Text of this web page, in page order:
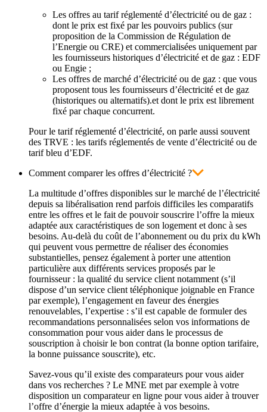
Les offres au tarif réglementé d’électricité ou de gaz :
dont le prix est fixé par les pouvoirs publics (sur
proposition de la Commission de Régulation de
l’Energie ou CRE) et commercialisées uniquement par
les fournisseurs historiques d’électricité et de gaz : EDF
ou Engie ;
Les offres de marché d’électricité ou de gaz : que vous
proposent tous les fournisseurs d’électricité et de gaz
(historiques ou alternatifs).et dont le prix est librement
fixé par chaque concurrent.
Pour le tarif réglementé d’électricité, on parle aussi souvent
des TRVE : les tarifs réglementés de vente d’électricité ou de
tarif bleu d’EDF.
Comment comparer les offres d’électricité ?
La multitude d’offres disponibles sur le marché de l’électricité
depuis sa libéralisation rend parfois difficiles les comparatifs
entre les offres et le fait de pouvoir souscrire l’offre la mieux
adaptée aux caractéristiques de son logement et donc à ses
besoins. Au-delà du coût de l’abonnement ou du prix du kWh
qui peuvent vous permettre de réaliser des économies
substantielles, pensez également à porter une attention
particulière aux différents services proposés par le
fournisseur : la qualité du service client notamment (s’il
dispose d’un service client téléphonique joignable en France
par exemple), l’engagement en faveur des énergies
renouvelables, l’expertise : s’il est capable de formuler des
recommandations personnalisées selon vos informations de
consommation pour vous aider dans le processus de
souscription à choisir le bon contrat (la bonne option tarifaire,
la bonne puissance souscrite), etc.
Savez-vous qu’il existe des comparateurs pour vous aider
dans vos recherches ? Le MNE met par exemple à votre
disposition un comparateur en ligne pour vous aider à trouver
l’offre d’énergie la mieux adaptée à vos besoins.